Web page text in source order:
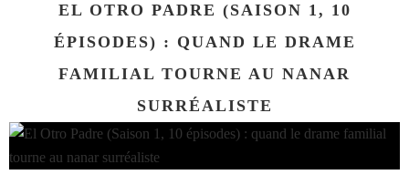
EL OTRO PADRE (SAISON 1, 10
ÉPISODES) : QUAND LE DRAME
FAMILIAL TOURNE AU NANAR
SURRÉALISTE